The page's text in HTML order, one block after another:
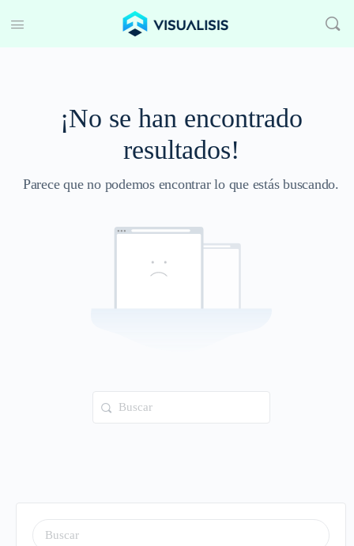
¡No se han encontrado
resultados!
Parece que no podemos encontrar lo que estás buscando.